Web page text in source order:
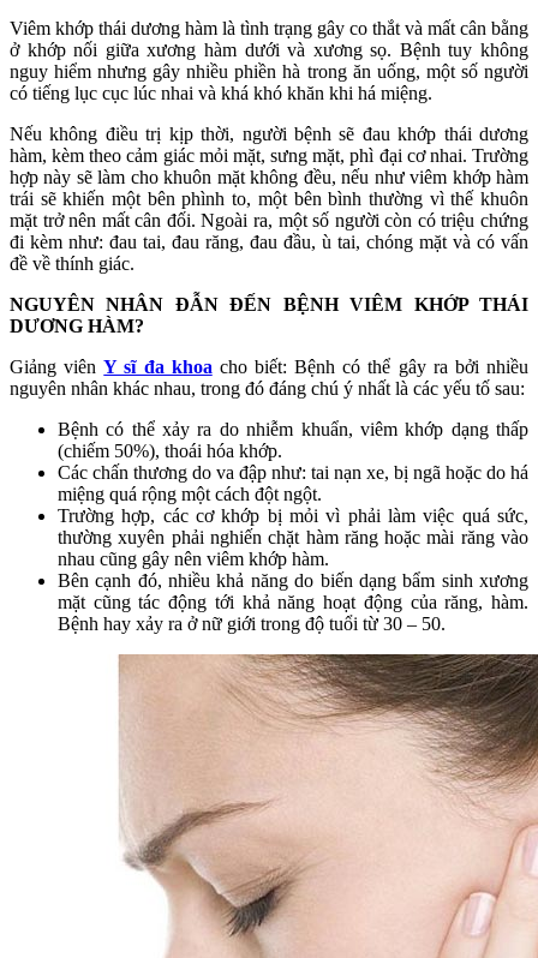
Viêm khớp thái dương hàm là tình trạng gây co thắt và mất cân bằng
ở khớp nối giữa xương hàm dưới và xương sọ. Bệnh tuy không
nguy hiểm nhưng gây nhiều phiền hà trong ăn uống, một số người
có tiếng lục cục lúc nhai và khá khó khăn khi há miệng.
Nếu không điều trị kịp thời, người bệnh sẽ đau khớp thái dương
hàm, kèm theo cảm giác mỏi mặt, sưng mặt, phì đại cơ nhai. Trường
hợp này sẽ làm cho khuôn mặt không đều, nếu như viêm khớp hàm
trái sẽ khiến một bên phình to, một bên bình thường vì thế khuôn
mặt trở nên mất cân đối. Ngoài ra, một số người còn có triệu chứng
đi kèm như: đau tai, đau răng, đau đầu, ù tai, chóng mặt và có vấn
đề về thính giác.
NGUYÊN NHÂN ĐẪN ĐẾN BỆNH VIÊM KHỚP THÁI
DƯƠNG HÀM?
Giảng viênY sĩ đa khoa cho biết: Bệnh có thể gây ra bởi nhiều
nguyên nhân khác nhau, trong đó đáng chú ý nhất là các yếu tố sau:
Bệnh có thể xảy ra do nhiễm khuẩn, viêm khớp dạng thấp
(chiếm 50%), thoái hóa khớp.
Các chấn thương do va đập như: tai nạn xe, bị ngã hoặc do há
miệng quá rộng một cách đột ngột.
Trường hợp, các cơ khớp bị mỏi vì phải làm việc quá sức,
thường xuyên phải nghiến chặt hàm răng hoặc mài răng vào
nhau cũng gây nên viêm khớp hàm.
Bên cạnh đó, nhiều khả năng do biến dạng bẩm sinh xương
mặt cũng tác động tới khả năng hoạt động của răng, hàm.
Bệnh hay xảy ra ở nữ giới trong độ tuổi từ 30 – 50.